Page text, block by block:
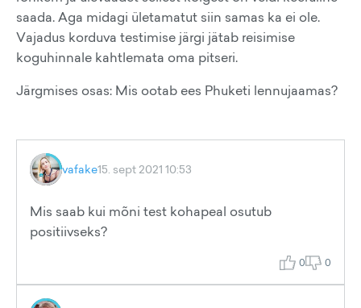
saada. Aga midagi ületamatut siin samas ka ei ole.
Vajadus korduva testimise järgi jätab reisimise
koguhinnale kahtlemata oma pitseri.
Järgmises osas: Mis ootab ees Phuketi lennujaamas?
vafake15. sept 2021 10:53
Mis saab kui mõni test kohapeal osutub
positiivseks?
0 0